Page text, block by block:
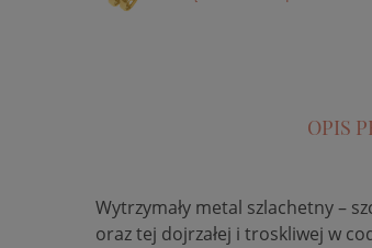
OPIS
Wytrzymały metal szlachetny –
oraz tej dojrzałej i troskliwej w